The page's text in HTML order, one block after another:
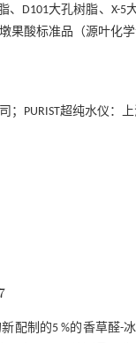
D101大孔树脂、X-5
果酸标准品（源叶化学
；PURIST超纯水仪：
配制的5 %的香草醛-